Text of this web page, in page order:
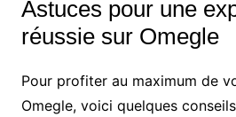
Astuces pour une
réussie sur Omegle
Pour profiter au maximum de
Omegle, voici quelques